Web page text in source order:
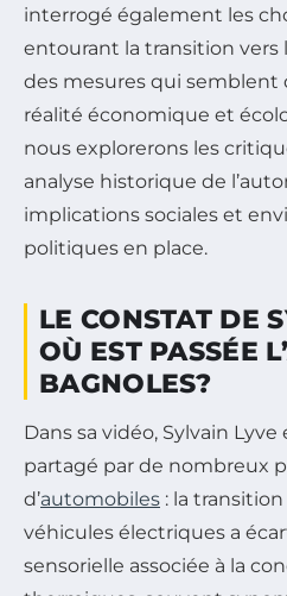
interrogé également les
entourant la transition vers
des mesures qui semblent
réalité économique et
nous explorerons les
analyse historique de
implications sociales et
politiques en place.
LE CONSTAT DE
OÙ EST PASSÉE
BAGNOLES?
Dans sa vidéo, Sylvain
partagé par de nombreux
d’automobiles : la
véhicules électriques a
sensorielle associée à la